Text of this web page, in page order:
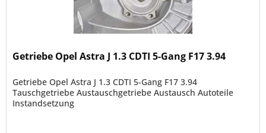
Getriebe Opel Astra J 1.3 CDTI 5-Gang F17 3.94
Getriebe Opel Astra J 1.3 CDTI 5-Gang F17 3.94
Tauschgetriebe Austauschgetriebe Austausch Autoteile
Instandsetzung